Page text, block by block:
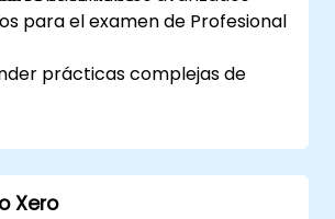
para el examen de Profesional
prácticas complejas de
presupuestaria y
de informes.
habilidades prácticas en la
de estrategias FinOps en
Xero